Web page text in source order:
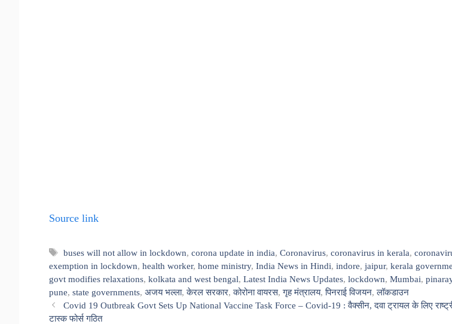
Source link
Tags
buses will not allow in lockdown,corona update in india,Coronavirus,coronavirus in kerala,
exemption in lockdown, health worker, home ministry, India News in Hindi, indore, jaipur, kerala
govt modifies relaxations, kolkata and west bengal, Latest India News Updates, lockdown, Mumbai,
pune, state governments, अजय भल्ला,केरल सरकार,कोरोना वायरस,गृह मंत्रालय,पिनराई विजयन,लॉकडाउन
Covid 19 Outbreak Govt Sets Up National Vaccine Task Force – Covid-19 : वैक्सीन, दवा ट्रायल के लिए
टास्क फोर्स गठित